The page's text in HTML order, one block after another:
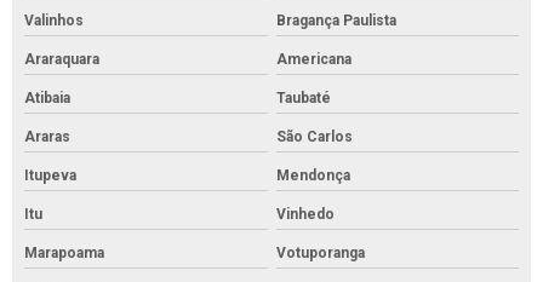
Valinhos Bragança Paulista
Araraquara Americana
Atibaia Taubaté
Araras São Carlos
Itupeva Mendonça
Itu Vinhedo
Marapoama Votuporanga